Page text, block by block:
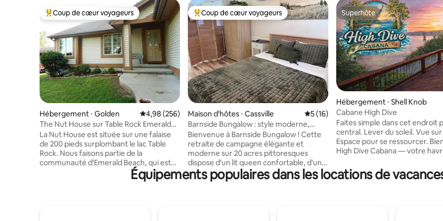
Coups de cœur voyageurs les plus appréciés
Coup de cœur voyageurs
Hébergement ⋅ Golden Évaluation moyenne sur la base de 256 commentaires : 4,98 sur 5
4,98 (256)
The Nut House sur Table Rock Emerald
Beach Lakeview
La Nut House est située sur une falaise
de 200 pieds surplombant le lac Table
Rock. Nous faisons partie de la
communauté d'Emerald Beach, qui est
principalement composée de retraités.
Le plus intéressant de ce logement de 3
Coups de cœur voyageurs les plus appréciés
Coup de cœur voyageurs
Maison d'hôtes ⋅ Cassville Évaluation moyenne sur la base de 16
5 (16)
Barnside Bungalow : style moderne,
charme champêtre
Bienvenue à Barnside Bungalow ! Cette
retraite de campagne élégante et
moderne sur 20 acres pittoresques
dispose d'un lit queen confortable, d'un
futon-lit, d'une cuisine entièrement
équipée, d'un coin repas et d'un coin bar.
Superhôte
Superhôte
Hébergement ⋅ Shell Knob
Cabane High Dive
Faites simple dans cet endroit
central. Lever du soleil. Vue sur
Espace pour se ressourcer.
High Dive Cabana — votre
magnifique lac Table Rock à
dans le Missouri. Conçu pour
jusqu'à 8 personnes et offre,
Équipements populaires dans les locations de